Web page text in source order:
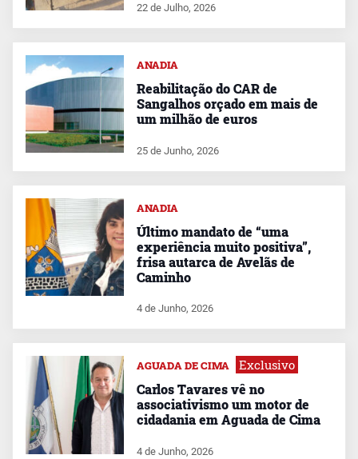
22 de Julho, 2026
ANADIA
Reabilitação do CAR de
Sangalhos orçado em mais de
um milhão de euros
25 de Junho, 2026
ANADIA
Último mandato de “uma
experiência muito positiva”,
frisa autarca de Avelãs de
Caminho
4 de Junho, 2026
AGUADA DE CIMA Exclusivo
Carlos Tavares vê no
associativismo um motor de
cidadania em Aguada de Cima
4 de Junho, 2026